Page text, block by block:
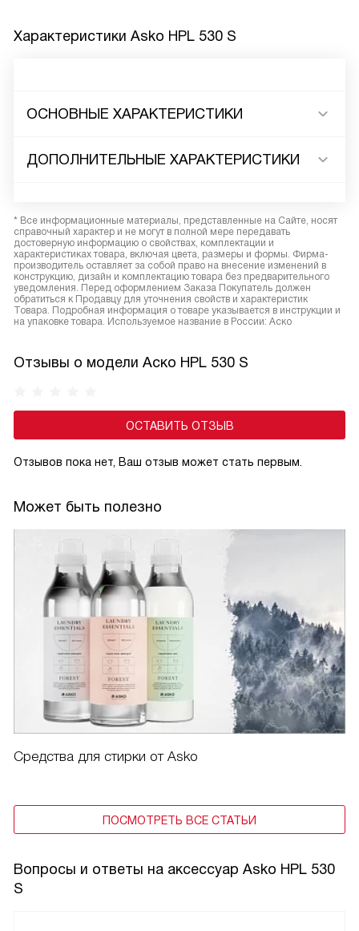
Может быть полезно
Средства для стирки от Asko
ПОСМОТРЕТЬ ВСЕ СТАТЬИ
Характеристики Asko HPL 530 S
ОСНОВНЫЕ ХАРАКТЕРИСТИКИ
ДОПОЛНИТЕЛЬНЫЕ ХАРАКТЕРИСТИКИ
* Все информационные материалы, представленные на Сайте, носят
справочный характер и не могут в полной мере передавать
достоверную информацию о свойствах, комплектации и
характеристиках товара, включая цвета, размеры и формы. Фирма-
производитель оставляет за собой право на внесение изменений в
конструкцию, дизайн и комплектацию товара без предварительного
уведомления. Перед оформлением Заказа Покупатель должен
обратиться к Продавцу для уточнения свойств и характеристик
Товара. Подробная информация о товаре указывается в инструкции и
на упаковке товара. Используемое название в России: Аско
Отзывы о модели Аско HPL 530 S
ОСТАВИТЬ ОТЗЫВ
Отзывов пока нет, Ваш отзыв может стать первым.
Вопросы и ответы на аксессуар Asko HPL 530
S